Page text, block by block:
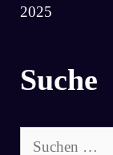
2025
Suche
Suchen